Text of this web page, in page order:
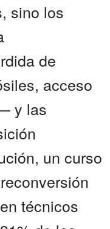
sino los
de
acceso
y las
un curso
técnicos